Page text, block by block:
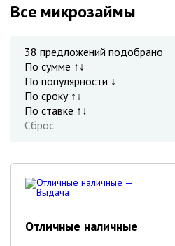
Все микрозаймы
38 предложений подобрано
По сумме ↑↓
По популярности ↓
По сроку ↑↓
По ставке ↑↓
Сброс
Отличные наличные